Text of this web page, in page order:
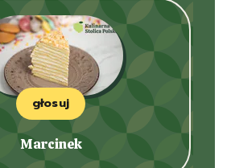
głosuj
Marcinek